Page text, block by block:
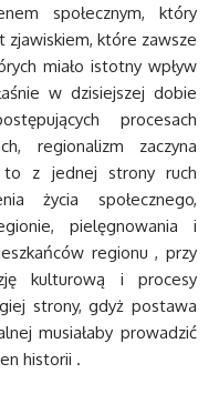
społecznym, który
zjawiskiem, które zawsze
miało istotny wpływ
w dzisiejszej dobie
procesach
regionalizm zaczyna
to z jednej strony ruch
życia społecznego,
pielęgnowania i
regionu , przy
kulturową i procesy
strony, gdyż postawa
musiałaby prowadzić
historii .